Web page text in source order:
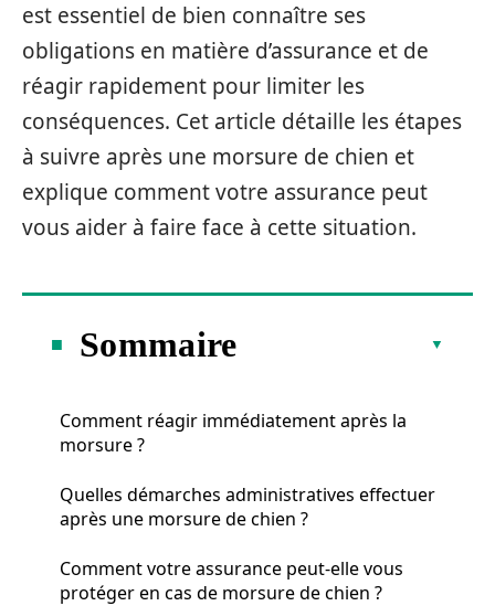
est essentiel de bien connaître ses
obligations en matière d’assurance et de
réagir rapidement pour limiter les
conséquences. Cet article détaille les étapes
à suivre après une morsure de chien et
explique comment votre assurance peut
vous aider à faire face à cette situation.
Sommaire
Comment réagir immédiatement après la
morsure ?
Quelles démarches administratives effectuer
après une morsure de chien ?
Comment votre assurance peut-elle vous
protéger en cas de morsure de chien ?